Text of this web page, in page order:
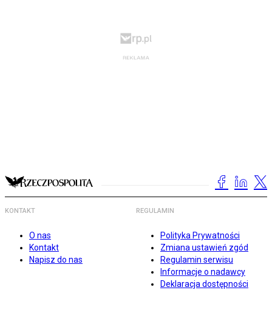
KONTAKT
O nas
Kontakt
Napisz do nas
REGULAMIN
Polityka Prywatności
Zmiana ustawień zgód
Regulamin serwisu
Informacje o nadawcy
Deklaracja dostępności